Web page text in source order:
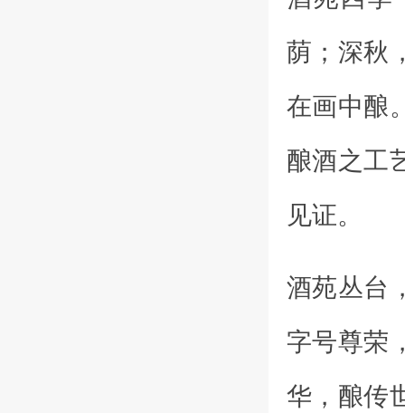
荫；深秋
在画中酿
酿酒之工
见证。
酒苑丛台
字号尊荣
华，酿传